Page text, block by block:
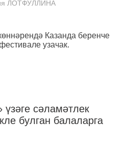
ЛОТФУЛЛИНА
Казанда беренче
узачак.
сәламәтлек
булган балаларга